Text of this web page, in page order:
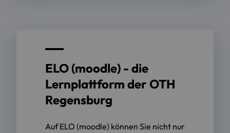
ELO (moodle) - die
Lernplattform der OTH
Regensburg
Auf ELO (moodle) können Sie nicht nur